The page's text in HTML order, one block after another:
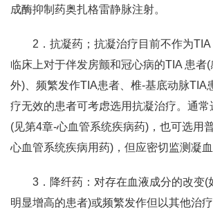
成酶抑制药奥扎格雷静脉注射。
2．抗凝药；抗凝治疗目前不作为
临床上对于伴发房颤和冠心病的TIA 患者
外)、频繁发作TIA患者、椎-基底动脉TIA
疗无效的患者可考虑选用抗凝治疗。通
(见第4章-心血管系统疾病药)，也可选用
心血管系统疾病用药)，但应密切监测凝血
3．降纤药：对存在血液成分的改变(
明显增高的患者)或频繁发作但以其他治